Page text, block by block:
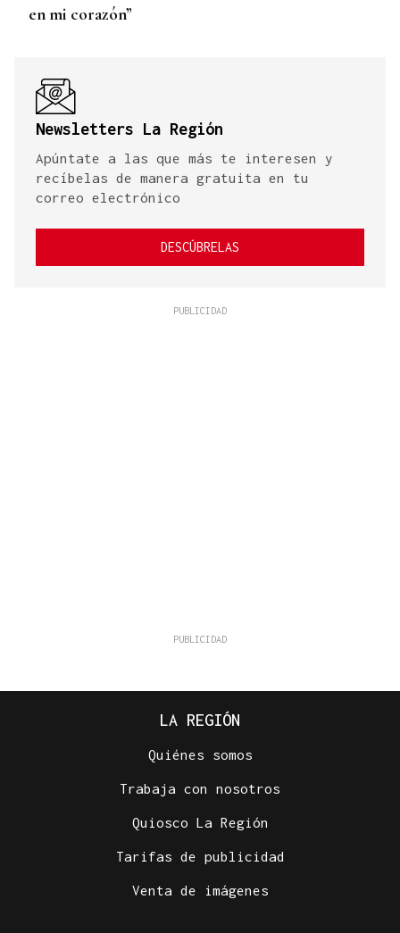
en mi corazón”
Newsletters La Región
Apúntate a las que más te interesen y
recíbelas de manera gratuita en tu
correo electrónico
DESCÚBRELAS
LA REGIÓN
Quiénes somos
Trabaja con nosotros
Quiosco La Región
Tarifas de publicidad
Venta de imágenes